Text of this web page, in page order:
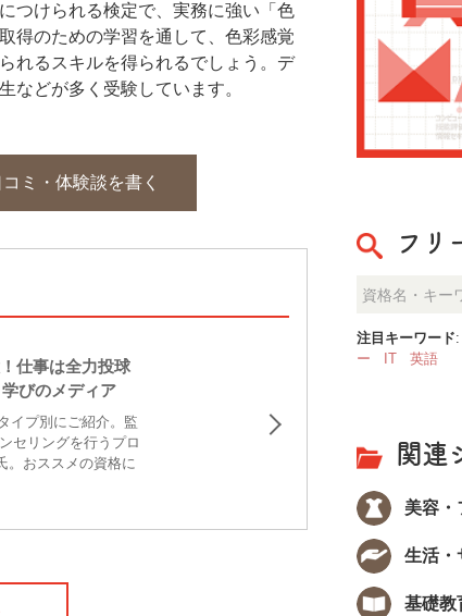
つけられる検定で、実務に強い「色
得のための学習を通して、色彩感覚
れるスキルを得られるでしょう。デ
などが多く受験しています。
ミ・体験談を書く
仕事は全力投球
びのメディア
プ別にご紹介。監
セリングを行うプロ
。おススメの資格に
色彩検定(R)
ーディネー
す。受検者の
す。ファッシ
やメイクアッ
識・技術は幅
フリ
注目キーワード
ー
IT 英語
関連
美容・
生活・
基礎教